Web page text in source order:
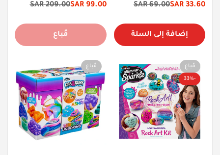
سعر
33.60 SAR
السعر
69.00 SAR
إضافة إلى السلة
سعر
99.00 SAR
السعر
209.00 SAR
مُباع
مُباع
-33%
مُباع